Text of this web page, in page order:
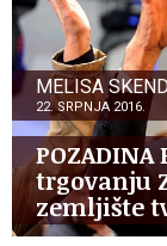
MELISA
22. SRPNJA 2016.
POZADINA
trgovanju
zemljište